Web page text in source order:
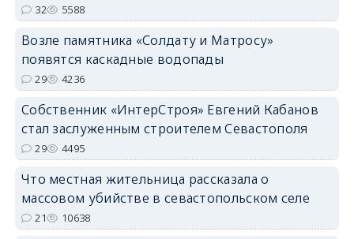
32 5588
Возле памятника «Солдату и Матросу»
появятся каскадные водопады
29 4236
Собственник «ИнтерСтроя» Евгений Кабанов
стал заслуженным строителем Севастополя
29 4495
Что местная жительница рассказала о
массовом убийстве в севастопольском селе
21 10638